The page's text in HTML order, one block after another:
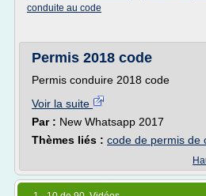
conduite au code
Permis 2018 code
Permis conduire 2018 code
Voir la suite
Par : New Whatsapp 2017
Thèmes liés : code de permis de